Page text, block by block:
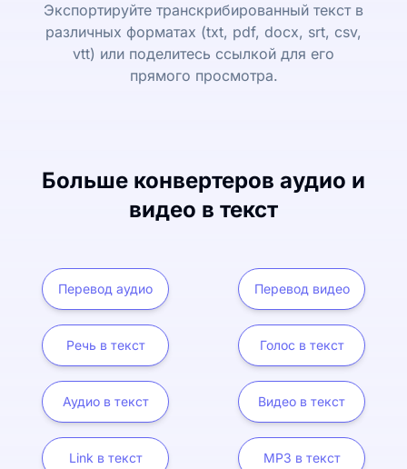
Экспортируйте транскрибированный текст в
различных форматах (txt, pdf, docx, srt, csv,
vtt) или поделитесь ссылкой для его
прямого просмотра.
Больше конвертеров аудио и
видео в текст
Перевод аудио Перевод видео
Речь в текст Голос в текст
Аудио в текст Видео в текст
Link в текст MP3 в текст